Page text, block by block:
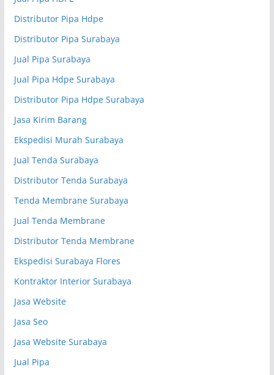
Distributor Pipa Hdpe
Distributor Pipa Surabaya
Jual Pipa Surabaya
Jual Pipa Hdpe Surabaya
Distributor Pipa Hdpe Surabaya
Jasa Kirim Barang
Ekspedisi Murah Surabaya
Jual Tenda Surabaya
Distributor Tenda Surabaya
Tenda Membrane Surabaya
Jual Tenda Membrane
Distributor Tenda Membrane
Ekspedisi Surabaya Flores
Kontraktor Interior Surabaya
Jasa Website
Jasa Seo
Jasa Website Surabaya
Jual Pipa